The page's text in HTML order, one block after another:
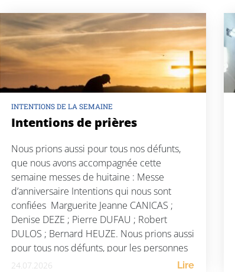
INTENTIONS DE LA SEMAINE
Intentions de prières
Nous prions aussi pour tous nos défunts,
que nous avons accompagnée cette
semaine messes de huitaine : Messe
d’anniversaire Intentions qui nous sont
confiées Marguerite Jeanne CANICAS ;
Denise DEZE ; Pierre DUFAU ; Robert
DULOS ; Bernard HEUZE. Nous prions aussi
pour tous nos défunts, pour les personnes
souffrantes ainsi que pour les victimes […]
24.07.2026 Lire